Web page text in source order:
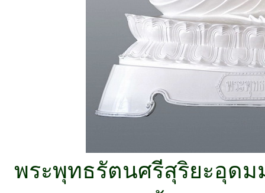
พระพุทธรัตนศรีสุริยะอุดม